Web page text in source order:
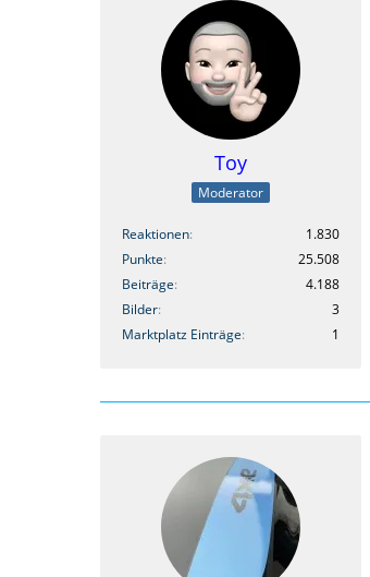
Toy
Moderator
Reaktionen
1.830
Punkte
25.508
Beiträge
4.188
Bilder
3
Marktplatz Einträge
1